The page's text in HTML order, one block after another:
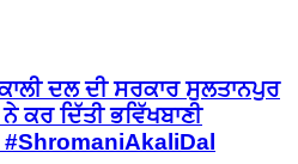
ਦਲ ਦੀ ਸਰਕਾਰ ਸੁਲਤਾਨਪੁਰ
ਦਿੱਤੀ ਭਵਿੱਖਬਾਣੀ